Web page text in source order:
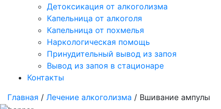
Детоксикация от алкоголизма
Капельница от алкоголя
Капельница от похмелья
Наркологическая помощь
Принудительный вывод из запоя
Вывод из запоя в стационаре
Контакты
Главная / Лечение алкоголизма / Вшивание ампулы